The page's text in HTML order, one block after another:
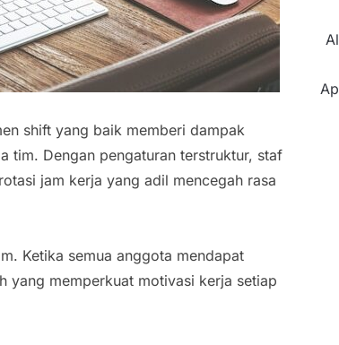
shift yang baik memberi dampak
tim. Dengan pengaturan terstruktur, staf
jam kerja yang adil mencegah rasa
Ketika semua anggota mendapat
yang memperkuat motivasi kerja setiap